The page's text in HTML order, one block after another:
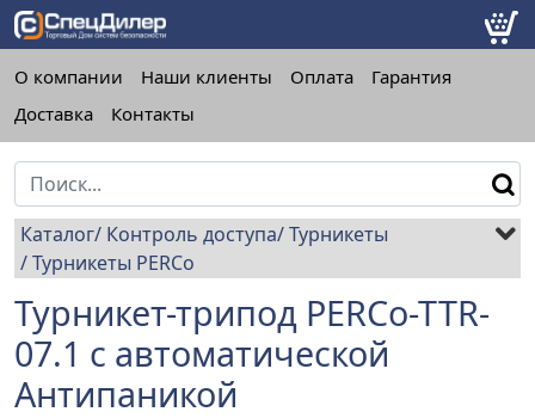
О компании Наши клиенты Оплата
Гарантия
Доставка
Контакты
Каталог Контроль доступа Турникеты
Турникеты PERCo
Турникет-трипод PERCo-TTR-
07.1 с автоматической
Антипаникой